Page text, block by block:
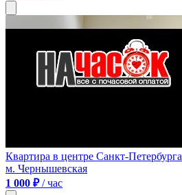
Квартира в центре Санкт-Петербурга
м. Чернышевская
1 000 ₽/ час